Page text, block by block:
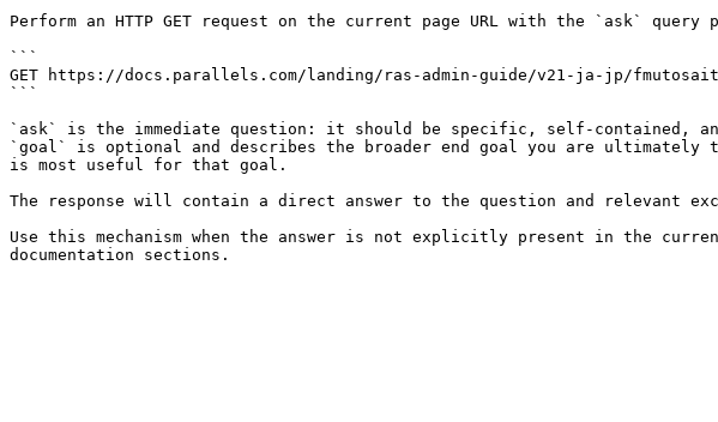
Perform an HTTP GET request on the current page URL with the `ask`
```
GET https://docs.parallels.com/landing/ras-admin-guide/v21-ja-jp/fmutosaito/
```
`ask` is the immediate question: it should be specific, self-contained,
`goal` is optional and describes the broader end goal you are
is most useful for that goal.
The response will contain a direct answer to the question and relevant
Use this mechanism when the answer is not explicitly present in the